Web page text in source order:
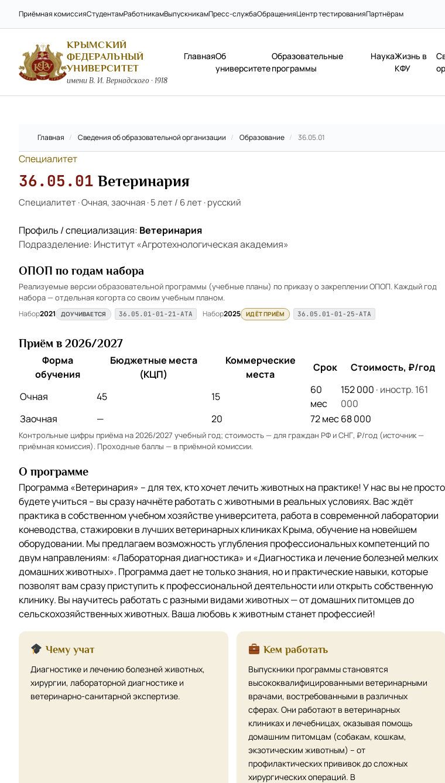
Приёмная комиссияСтудентамРаботникамВыпускникамПресс-службаОбращенияЦентр тестированияПартнёрам
КРЫМСКИЙ
ФЕДЕРАЛЬНЫЙ
УНИВЕРСИТЕТ
имени В. И. Вернадского · 1918
ГлавнаяОб
университете
Образовательные
программы
НаукаЖизнь в
КФУ
Главная / Сведения об образовательной организации / Образование / 36.05.01
Специалитет
36.05.01 Ветеринария
Специалитет·Очная, заочная·5 лет / 6 лет·русский
Профиль / специализация: Ветеринария
Подразделение: Институт «Агротехнологическая академия»
ОПОП по годам набора
Реализуемые версии образовательной программы (учебные планы) по приказу о закреплении ОПОП. Каждый год
набора — отдельная когорта со своим учебным планом.
Набор2021 ДОУЧИВАЕТСЯ 36.05.01-01-21-АТА Набор2025 ИДЁТ ПРИЁМ 36.05.01-01-25-АТА
Приём в 2026/2027
Форма
обучения
Бюджетные места
(КЦП)
Коммерческие
места
Срок Стоимость, ₽/год
Очная 45 15
60
мес
152 000 · иностр. 161
000
Заочная
— 20 72 мес68 000
Контрольные цифры приёма на 2026/2027 учебный год; стоимость — для граждан РФ и СНГ, ₽/год (источник —
приёмная комиссия). Проходные баллы — в приёмной комиссии.
О программе
Программа «Ветеринария» – для тех, кто хочет лечить животных на практике! У нас вы не просто
будете учиться – вы сразу начнёте работать с животными в реальных условиях. Вас ждёт
практика в собственном учебном хозяйстве университета, работа в современной лаборатории
коневодства, стажировки в лучших ветеринарных клиниках Крыма, обучение на новейшем
оборудовании. Мы предлагаем возможность углубления профессиональных компетенций по
двум направлениям: «Лабораторная диагностика» и «Диагностика и лечение болезней мелких
домашних животных». Программа дает не только знания, но и практические навыки, которые
позволят вам сразу приступить к профессиональной деятельности или открыть собственную
клинику. Вы научитесь работать с разными видами животных — от домашних питомцев до
сельскохозяйственных животных. Ваша любовь к животным станет профессией!
Чему учат
Диагностике и лечению болезней животных,
хирургии, лабораторной диагностике и
ветеринарно-санитарной экспертизе.
Кем работать
Выпускники программы становятся
высококвалифицированными ветеринарными
врачами, востребованными в различных
сферах. Они работают в ветеринарных
клиниках и лечебницах, оказывая помощь
домашним питомцам (собакам, кошкам,
экзотическим животным) – от
профилактических прививок до сложных
хирургических операций. В